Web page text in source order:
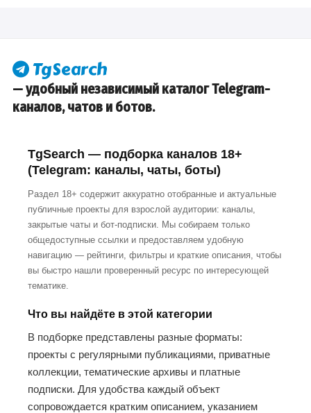
— удобный независимый каталог Telegram-
каналов, чатов и ботов.
TgSearch — подборка каналов 18+
(Telegram: каналы, чаты, боты)
Раздел 18+ содержит аккуратно отобранные и актуальные
публичные проекты для взрослой аудитории: каналы,
закрытые чаты и бот-подписки. Мы собираем только
общедоступные ссылки и предоставляем удобную
навигацию — рейтинги, фильтры и краткие описания, чтобы
вы быстро нашли проверенный ресурс по интересующей
тематике.
Что вы найдёте в этой категории
В подборке представлены разные форматы:
проекты с регулярными публикациями, приватные
коллекции, тематические архивы и платные
подписки. Для удобства каждый объект
сопровождается кратким описанием, указанием